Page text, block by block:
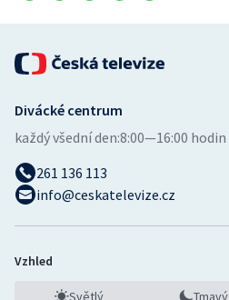
Divácké centrum
každý všední den:8:00—16:00 hodin
261 136 113
info@ceskatelevize.cz
Vzhled
Světlý Tmavý